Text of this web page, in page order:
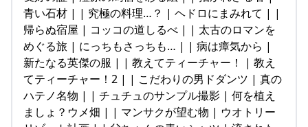
青い石材 | | 究極の料理…？ | ヘドロにまみれて | |
帰らぬ宿屋 | コッコの道しるべ | | 太古のロマンを
めぐる旅 | にっちもさっちも… | | 病は瘴気から |
新たなる英傑の服 | | 教えてティーチャー！ | 教え
てティーチャー！2 | | こだわりの男ドダンツ | 真の
ハテノ名物 | | チュチュのサンプル撮影 | 何を植え
ましょ？ウメ畑 | | マンサクが望む物 | ウオトリー